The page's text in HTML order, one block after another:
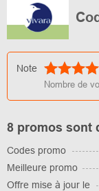
Note
Nombre de
8 promos sont
Codes promo
Meilleure promo
Offre mise à jour le